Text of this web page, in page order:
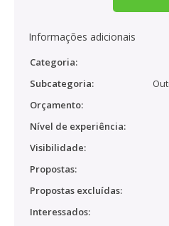
Informações adicionais
Categoria:
Subcategoria:
Orçamento:
Nível de experiência:
Visibilidade:
Propostas:
Propostas excluídas:
Interessados: